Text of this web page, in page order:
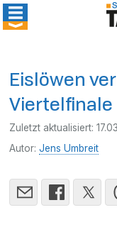
Eislöwen
Viertelfinale
Zuletzt aktualisiert:
Autor:Jens Umbreit